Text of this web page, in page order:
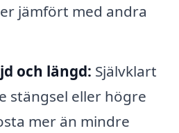
jämfört med andra
och längd: Självklart
stängsel eller högre
mer än mindre